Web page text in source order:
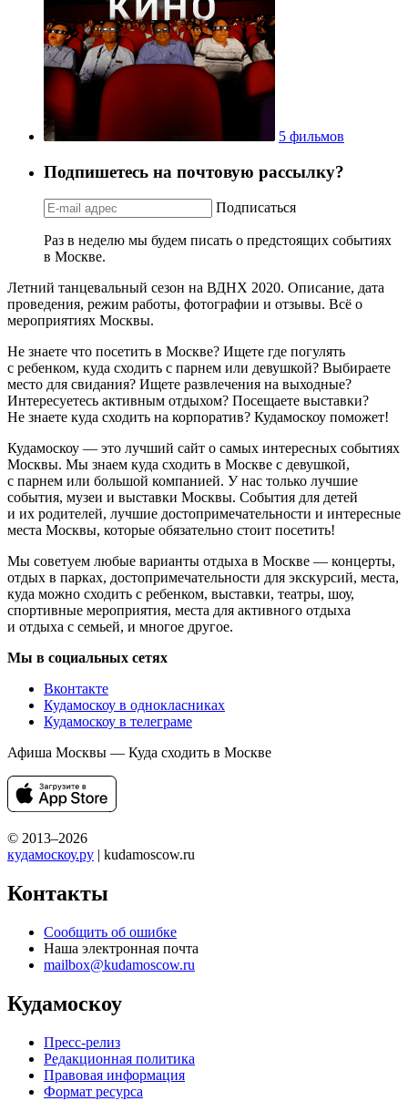
5 фильмов
Подпишетесь на почтовую рассылку?
Подписаться
Раз в неделю мы будем писать о предстоящих событиях
в Москве.
Летний танцевальный сезон на ВДНХ 2020. Описание, дата
проведения, режим работы, фотографии и отзывы. Всё о
мероприятиях Москвы.
Не знаете что посетить в Москве? Ищете где погулять
с ребенком, куда сходить с парнем или девушкой? Выбираете
место для свидания? Ищете развлечения на выходные?
Интересуетесь активным отдыхом? Посещаете выставки?
Не знаете куда сходить на корпоратив? Кудамоскоу поможет!
Кудамоскоу — это лучший сайт о самых интересных событиях
Москвы. Мы знаем куда сходить в Москве с девушкой,
с парнем или большой компанией. У нас только лучшие
события, музеи и выставки Москвы. События для детей
и их родителей, лучшие достопримечательности и интересные
места Москвы, которые обязательно стоит посетить!
Мы советуем любые варианты отдыха в Москве — концерты,
отдых в парках, достопримечательности для экскурсий, места,
куда можно сходить с ребенком, выставки, театры, шоу,
спортивные мероприятия, места для активного отдыха
и отдыха с семьей, и многое другое.
Мы в социальных сетях
Вконтакте
Кудамоскоу в однокласниках
Кудамоскоу в телеграме
Афиша Москвы — Куда сходить в Москве
© 2013–2026
кудамоскоу.ру | kudamoscow.ru
Контакты
Сообщить об ошибке
Наша электронная почта
mailbox@kudamoscow.ru
Кудамоскоу
Пресс-релиз
Редакционная политика
Правовая информация
Формат ресурса